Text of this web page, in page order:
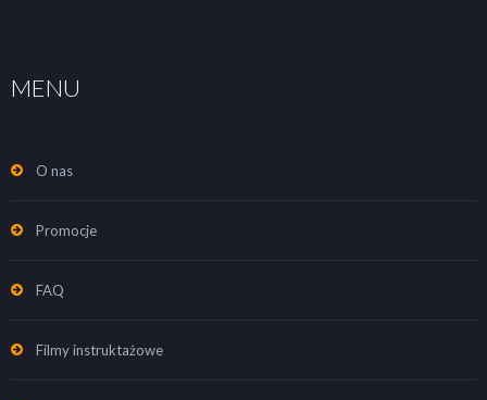
MENU
O nas
Promocje
FAQ
Filmy instruktażowe